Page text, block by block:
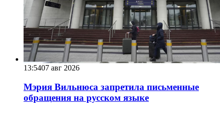
13:5407 авг 2026
Мэрия Вильнюса запретила письменные
обращения на русском языке